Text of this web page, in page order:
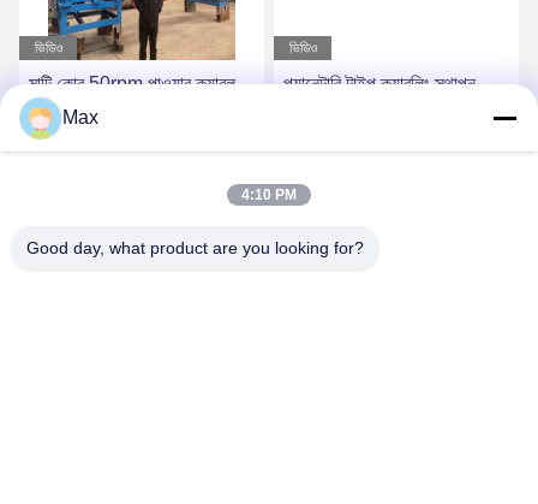
ভিডিও
মাল্টি কোর 50rpm পাওয়ার ক্যাবল
মেকিং মেশিন ক্র্যাডল টাইপ
1+1+3/1250 ইকো ফ্রেন্ডলি
ভিডিও
প্ল্যানেটারি টাইপ ক্যাবলিং স্থাপন
Max
4:10 PM
Good day, what product are you looking for?